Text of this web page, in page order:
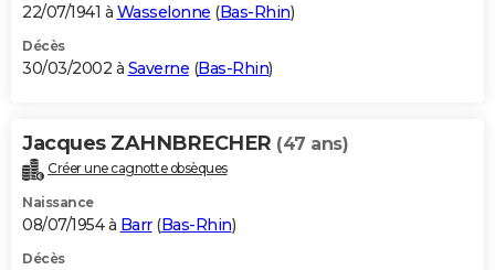
22/07/1941 à Wasselonne (Bas-Rhin)
Décès
30/03/2002 à Saverne (Bas-Rhin)
Jacques ZAHNBRECHER (47 ans)
Créer une cagnotte obsèques
Naissance
08/07/1954 à Barr(Bas-Rhin)
Décès